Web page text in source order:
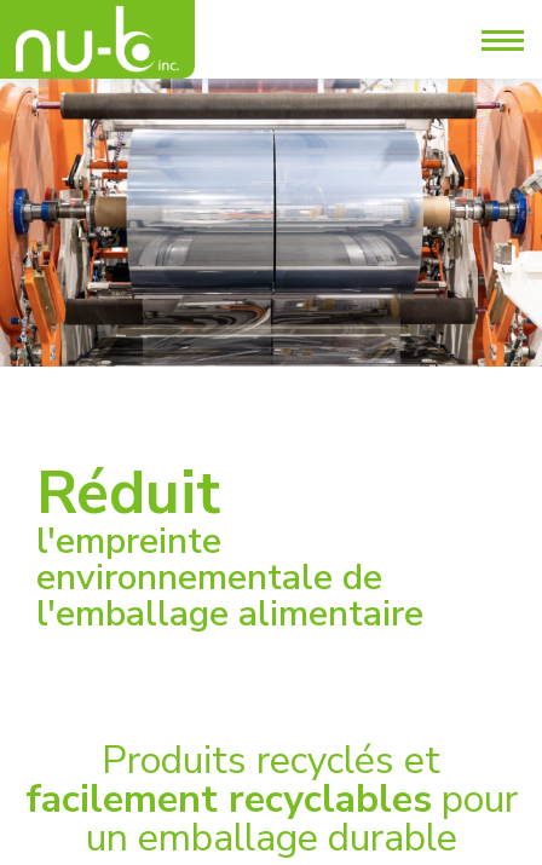
Réduit
l'empreinte
environnementale de
l'emballage alimentaire
Produits recyclés et
facilement recyclables pour
un emballage durable